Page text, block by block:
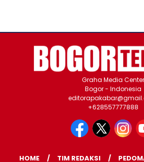
Graha Media Center
Bogor - Indonesia
+628557777888
HOME TIM REDAKSI